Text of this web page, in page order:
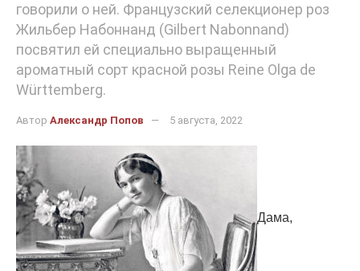
говорили о ней. Французский селекционер роз
Жильбер Набоннанд (Gilbert Nabonnand)
посвятил ей специально выращенный
ароматный сорт красной розы Reine Olga de
Württemberg.
Автор Александр Попов 5 августа, 2022
Дама,